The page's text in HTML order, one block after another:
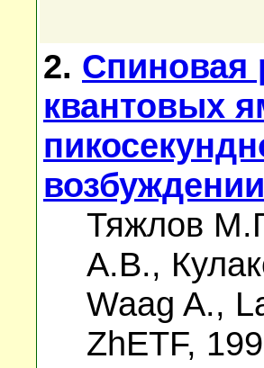
2. Спиновая
квантовых
возбуждении
Тяжлов
А.В.,
Waag A.,
ZhETF,